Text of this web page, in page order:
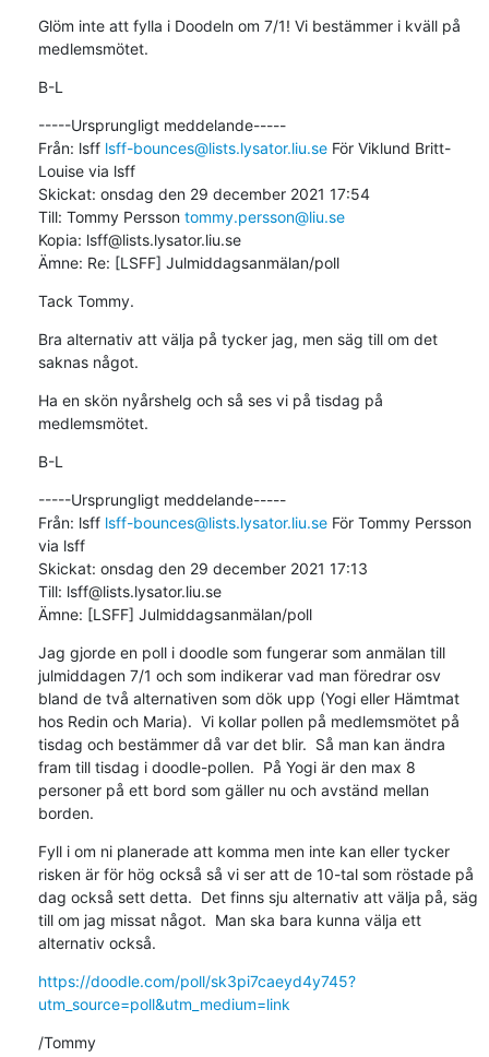
Glöm inte att fylla i Doodeln om 7/1! Vi bestämmer i kväll på
medlemsmötet.
B-L
-----Ursprungligt meddelande-----
Från: lsff lsff-bounces@lists.lysator.liu.se För Viklund Britt-
Louise via lsff
Skickat: onsdag den 29 december 2021 17:54
Till: Tommy Persson tommy.persson@liu.se
Kopia: lsff@lists.lysator.liu.se
Ämne: Re: [LSFF] Julmiddagsanmälan/poll
Tack Tommy.
Bra alternativ att välja på tycker jag, men säg till om det
saknas något.
Ha en skön nyårshelg och så ses vi på tisdag på
medlemsmötet.
B-L
-----Ursprungligt meddelande-----
Från: lsff lsff-bounces@lists.lysator.liu.se För Tommy Persson
via lsff
Skickat: onsdag den 29 december 2021 17:13
Till: lsff@lists.lysator.liu.se
Ämne: [LSFF] Julmiddagsanmälan/poll
Jag gjorde en poll i doodle som fungerar som anmälan till
julmiddagen 7/1 och som indikerar vad man föredrar osv
bland de två alternativen som dök upp (Yogi eller Hämtmat
hos Redin och Maria).  Vi kollar pollen på medlemsmötet på
tisdag och bestämmer då var det blir.  Så man kan ändra
fram till tisdag i doodle-pollen.  På Yogi är den max 8
personer på ett bord som gäller nu och avständ mellan
borden.
Fyll i om ni planerade att komma men inte kan eller tycker
risken är för hög också så vi ser att de 10-tal som röstade på
dag också sett detta.  Det finns sju alternativ att välja på, säg
till om jag missat något.  Man ska bara kunna välja ett
alternativ också.
https://doodle.com/poll/sk3pi7caeyd4y745?
utm_source=poll&utm_medium=link
/Tommy